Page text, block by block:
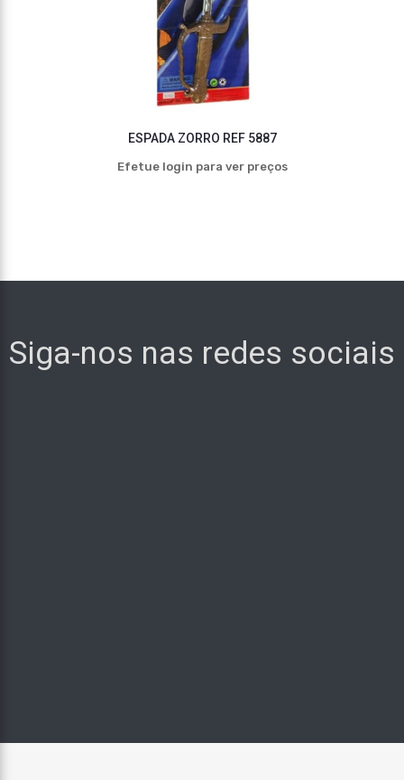
ESPADA ZORRO REF 5887
Efetue login para ver preços
Siga-nos nas redes sociais